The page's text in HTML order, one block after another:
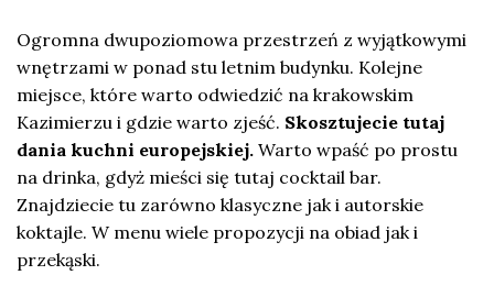
Ogromna dwupoziomowa przestrzeń z wyjątkowymi
wnętrzami w ponad stu letnim budynku. Kolejne
miejsce, które warto odwiedzić na krakowskim
Kazimierzu i gdzie warto zjeść. Skosztujecie tutaj
dania kuchni europejskiej. Warto wpaść po prostu
na drinka, gdyż mieści się tutaj cocktail bar.
Znajdziecie tu zarówno klasyczne jak i autorskie
koktajle. W menu wiele propozycji na obiad jak i
przekąski.